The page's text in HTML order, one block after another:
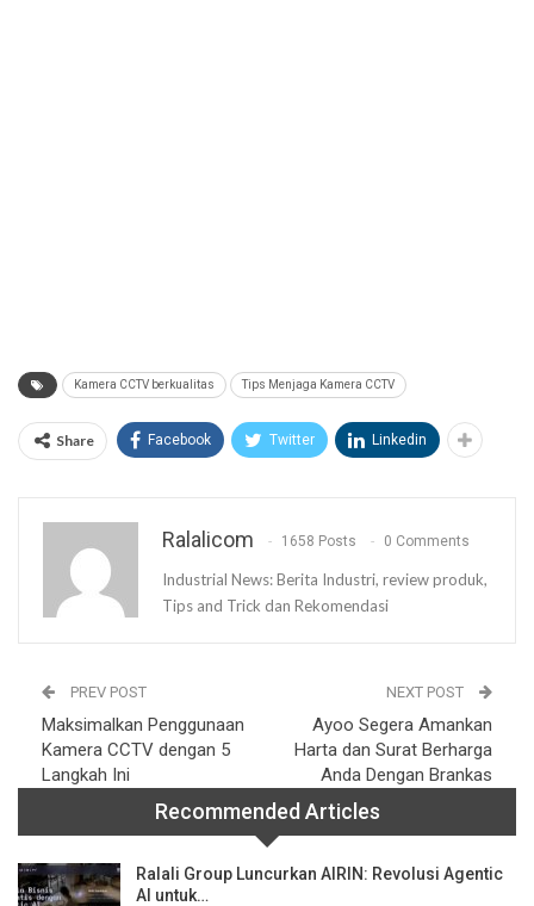
Kamera CCTV berkualitas Tips Menjaga Kamera CCTV
Share Facebook Twitter Linkedin
Ralalicom 1658 Posts 0 Comments
Industrial News: Berita Industri, review produk,
Tips and Trick dan Rekomendasi
PREV POST
Maksimalkan Penggunaan
Kamera CCTV dengan 5
Langkah Ini
NEXT POST
Ayoo Segera Amankan
Harta dan Surat Berharga
Anda Dengan Brankas
Recommended Articles
Ralali Group Luncurkan AIRIN: Revolusi Agentic
AI untuk…